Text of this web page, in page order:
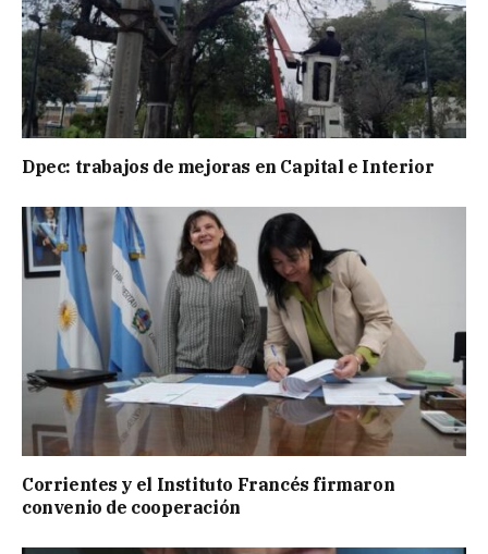
Dpec: trabajos de mejoras en Capital e Interior
Corrientes y el Instituto Francés firmaron
convenio de cooperación